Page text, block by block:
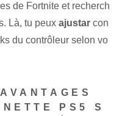
de Fortnite et recherch
Là, tu peux ajustar con
du contrôleur selon vo
PS5 S